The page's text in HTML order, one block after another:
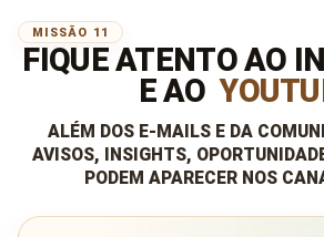
MISSÃO 11
FIQUE ATENTO AO
E AO
ALÉM DOS E-MAILS E DA
AVISOS, INSIGHTS,
PODEM APARECER NOS